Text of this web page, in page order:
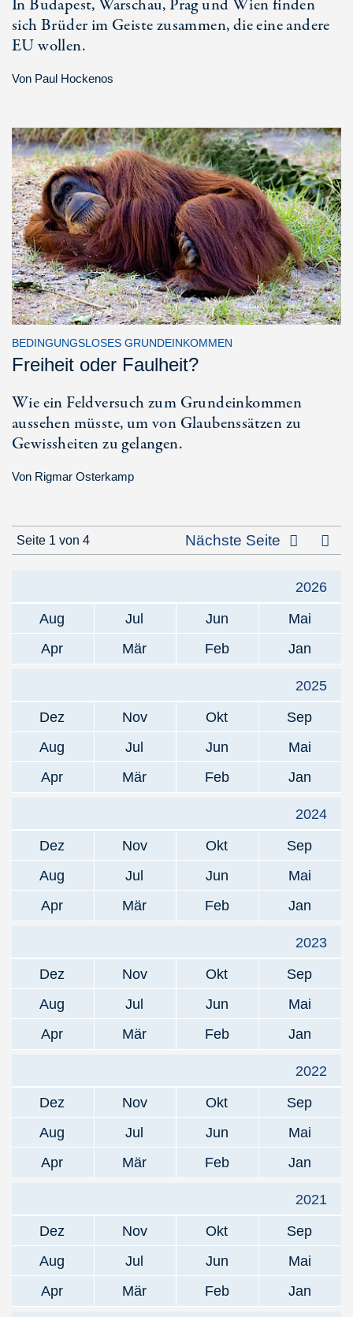
In Budapest, Warschau, Prag und Wien finden
sich Brüder im Geiste zusammen, die eine andere
EU wollen.
Von Paul Hockenos
BEDINGUNGSLOSES GRUNDEINKOMMEN
Freiheit oder Faulheit?
Wie ein Feldversuch zum Grundeinkommen
aussehen müsste, um von Glaubenssätzen zu
Gewissheiten zu gelangen.
Von Rigmar Osterkamp
Seite 1 von 4 Nächste Seite
2026
Aug
Jul Jun
Mai
Apr
Mär Feb Jan
2025
Dez
Nov Okt
Sep
Aug
Jul Jun
Mai
Apr
Mär Feb Jan
2024
Dez
Nov Okt
Sep
Aug
Jul Jun
Mai
Apr
Mär Feb Jan
2023
Dez
Nov Okt
Sep
Aug
Jul Jun
Mai
Apr
Mär Feb Jan
2022
Dez
Nov Okt
Sep
Aug
Jul Jun
Mai
Apr
Mär Feb Jan
2021
Dez
Nov Okt
Sep
Aug
Jul Jun
Mai
Apr
Mär Feb Jan